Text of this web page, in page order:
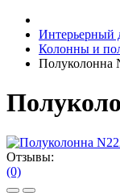
Интерьерный
Колонны и
Полуколонна
Отзывы:
(0)